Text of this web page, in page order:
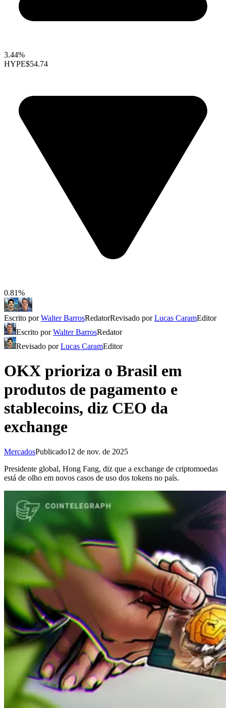
3.44%
HYPE$54.74
0.81%
Escrito porWalter BarrosRedatorRevisado porLucas CaramEditor
Escrito porWalter BarrosRedator
Revisado porLucas CaramEditor
OKX prioriza o Brasil em
produtos de pagamento e
stablecoins, diz CEO da
exchange
MercadosPublicado12 de nov. de 2025
Presidente global, Hong Fang, diz que a exchange de criptomoedas
está de olho em novos casos de uso dos tokens no país.